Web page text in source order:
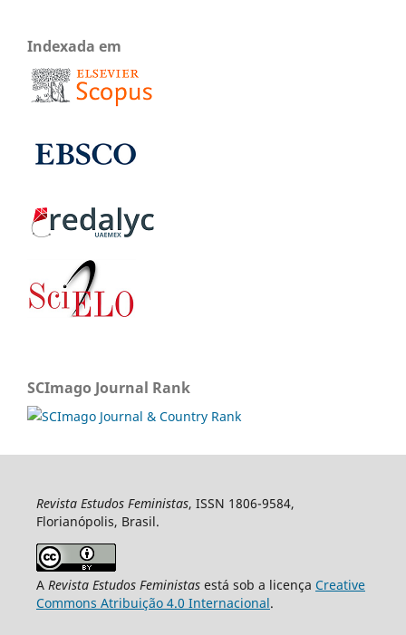
Indexada em
SCImago Journal Rank
Revista Estudos Feministas, ISSN 1806-9584,
Florianópolis, Brasil.
A Revista Estudos Feministasestá sob a licença Creative
Commons Atribuição 4.0 Internacional.